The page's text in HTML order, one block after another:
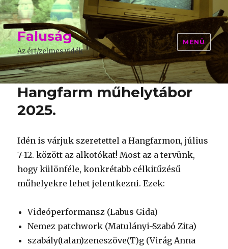
Faluság
Az ért/zelmes vidék
MENÜ
Hangfarm műhelytábor
2025.
Idén is várjuk szeretettel a Hangfarmon, július
7-12. között az alkotókat! Most az a tervünk,
hogy különféle, konkrétabb célkitűzésű
műhelyekre lehet jelentkezni. Ezek:
Videóperformansz (Labus Gida)
Nemez patchwork (Matulányi-Szabó Zita)
szabály(talan)zeneszöve(T)g (Virág Anna